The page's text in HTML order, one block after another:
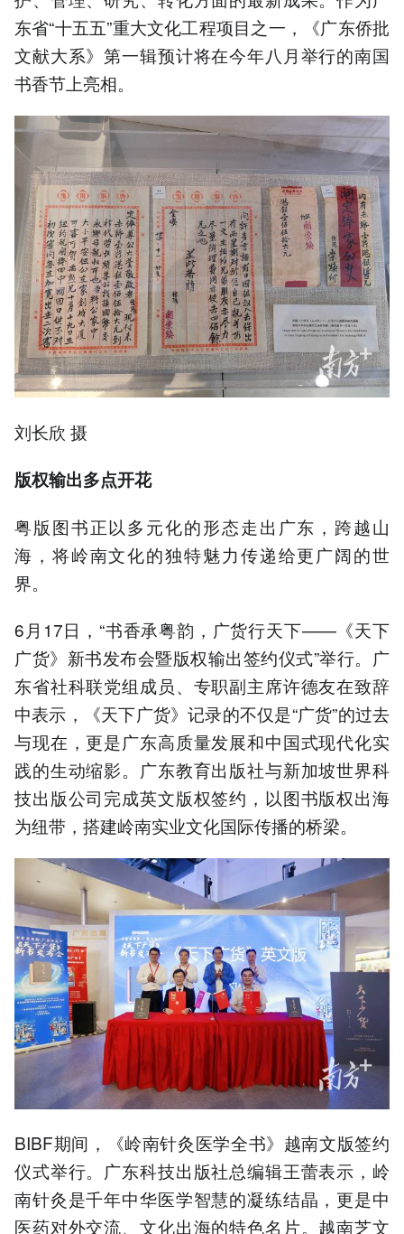
东省“十五五”重大文化工程项目之一，《广东侨批
文献大系》第一辑预计将在今年八月举行的南国
书香节上亮相。
刘长欣 摄
版权输出多点开花
粤版图书正以多元化的形态走出广东，跨越山
海，将岭南文化的独特魅力传递给更广阔的世
界。
6月17日，“书香承粤韵，广货行天下——《天下
广货》新书发布会暨版权输出签约仪式”举行。广
东省社科联党组成员、专职副主席许德友在致辞
中表示，《天下广货》记录的不仅是“广货”的过去
与现在，更是广东高质量发展和中国式现代化实
践的生动缩影。广东教育出版社与新加坡世界科
技出版公司完成英文版权签约，以图书版权出海
为纽带，搭建岭南实业文化国际传播的桥梁。
BIBF期间，《岭南针灸医学全书》越南文版签约
仪式举行。广东科技出版社总编辑王蕾表示，岭
南针灸是千年中华医学智慧的凝练结晶，更是中
医药对外交流、文化出海的特色名片。越南芝文